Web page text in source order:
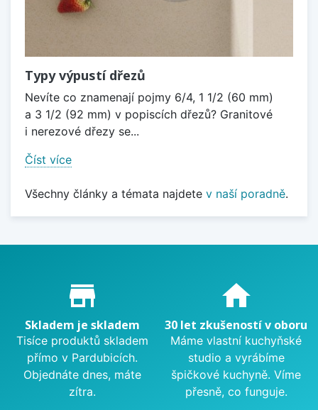
Typy výpustí dřezů
Nevíte co znamenají pojmy 6/4, 1 1/2 (60 mm)
a 3 1/2 (92 mm) v popiscích dřezů? Granitové
i nerezové dřezy se...
Číst více
Všechny články a témata najdete v naší poradně.
Proč nakupovat u nás?
store_mall_directory
Skladem je skladem
Tisíce produktů skladem
přímo v Pardubicích.
Objednáte dnes, máte
zítra.
home
30 let zkušeností v oboru
Máme vlastní kuchyňské
studio a vyrábíme
špičkové kuchyně. Víme
přesně, co funguje.